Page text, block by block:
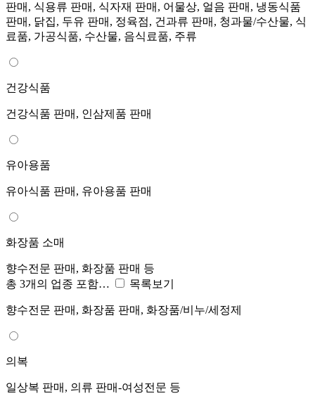
판매, 식용류 판매, 식자재 판매, 어물상, 얼음 판매, 냉동식품
판매, 닭집, 두유 판매, 정육점, 건과류 판매, 청과물/수산물, 식
료품, 가공식품, 수산물, 음식료품, 주류
건강식품
건강식품 판매, 인삼제품 판매
유아용품
유아식품 판매, 유아용품 판매
화장품 소매
향수전문 판매, 화장품 판매 등
총 3개의 업종 포함…
목록보기
향수전문 판매, 화장품 판매, 화장품/비누/세정제
의복
일상복 판매, 의류 판매-여성전문 등